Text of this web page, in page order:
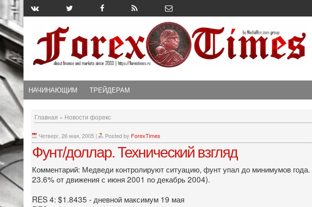
НАЧИНАЮЩИМ ТРЕЙДЕРАМ
Главная » Новости форекс
Четверг, 26 мая, 2005 | Posted by ForexTimes
Фунт/доллар. Технический взгляд
Комментарий: Медведи контролируют ситуацию, фунт упал до минимумов
23.6% от движения с июня 2001 по декабрь 2004).
RES 4: $1.8435 - дневной максимум 19 мая